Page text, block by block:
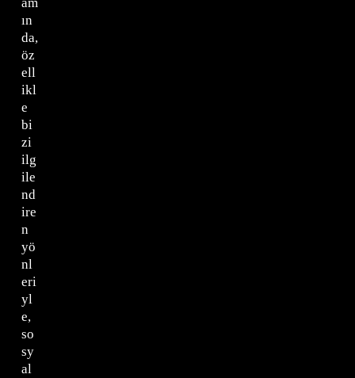
am
ın
da,
öz
ell
ikl
e
bi
zi
ilg
ile
nd
ire
n
yö
nl
eri
yl
e,
so
sy
al